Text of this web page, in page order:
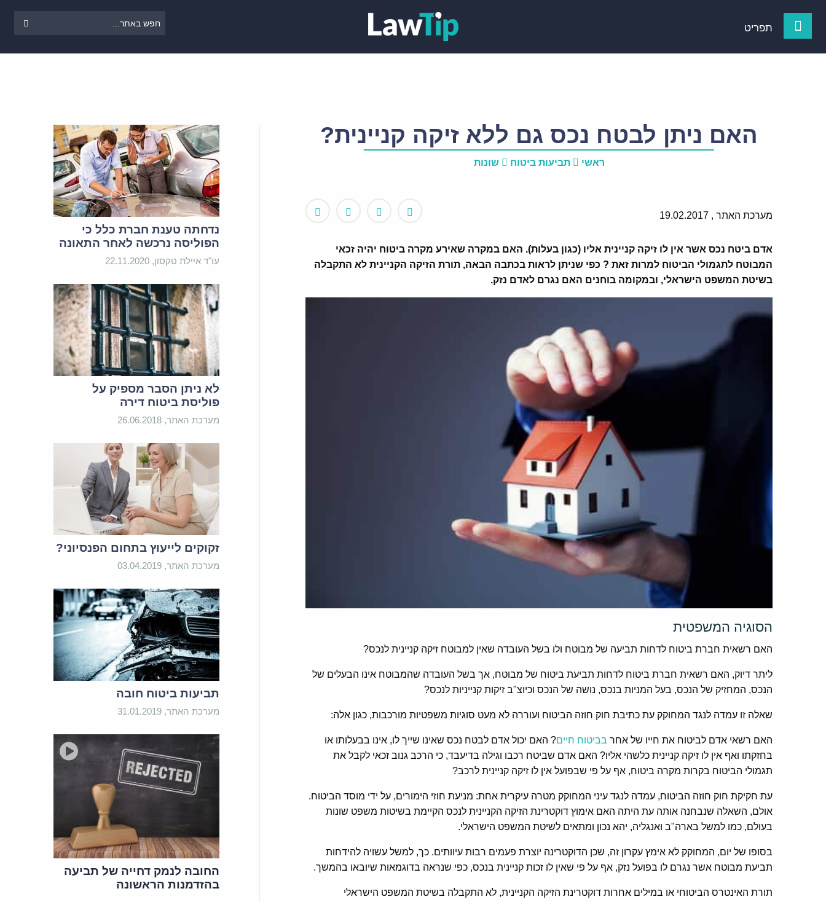
תפריט
האם ניתן לבטח נכס גם ללא זיקה קניינית?
ראשי תביעות ביטוח שונות
מערכת האתר , 19.02.2017
אדם ביטח נכס אשר אין לו זיקה קניינית אליו (כגון בעלות). האם במקרה שאירע מקרה ביטוח יהיה זכאי
המבוטח לתגמולי הביטוח למרות זאת ? כפי שניתן לראות בכתבה הבאה, תורת הזיקה הקניינית לא התקבלה
בשיטת המשפט הישראלי, ובמקומה בוחנים האם נגרם לאדם נזק.
הסוגיה המשפטית
האם רשאית חברת ביטוח לדחות תביעה של מבוטח ולו בשל העובדה שאין למבוטח זיקה קניינית לנכס?
ליתר דיוק, האם רשאית חברת ביטוח לדחות תביעת ביטוח של מבוטח, אך בשל העובדה שהמבוטח אינו הבעלים של
הנכס, המחזיק של הנכס, בעל המניות בנכס, נושה של הנכס וכיוצ"ב זיקות קנייניות לנכס?
שאלה זו עמדה לנגד המחוקק עת כתיבת חוק חוזה הביטוח ועוררה לא מעט סוגיות משפטיות מורכבות, כגון אלה:
האם רשאי אדם לביטוח את חייו של אחר בביטוח חיים? האם יכול אדם לבטח נכס שאינו שייך לו, אינו בבעלותו או
בחזקתו ואף אין לו זיקה קניינית כלשהי אליו? האם אדם שביטח רכבו וגילה בדיעבד, כי הרכב גנוב זכאי לקבל את
תגמולי הביטוח בקרות מקרה ביטוח, אף על פי שבפועל אין לו זיקה קניינית לרכב?
עת חקיקת חוק חוזה הביטוח, עמדה לנגד עיני המחוקק מטרה עיקרית אחת: מניעת חוזי הימורים, על ידי מוסד הביטוח.
אולם, השאלה שנבחנה אותה עת היתה האם אימוץ דוקטרינת הזיקה הקניינית לנכס הקיימת בשיטות משפט שונות
בעולם, כמו למשל בארה"ב ואנגליה, יהא נכון ומתאים לשיטת המשפט הישראלי.
בסופו של יום, המחוקק לא אימץ עקרון זה, שכן הדוקטרינה יוצרת פעמים רבות עיוותים. כך, למשל עשויה להידחות
תביעת מבוטח אשר נגרם לו בפועל נזק, אף על פי שאין לו זכות קניינית בנכס, כפי שנראה בדוגמאות שיובאו בהמשך.
תורת האינטרס הביטוחי או במילים אחרות דוקטרינת הזיקה הקניינית, לא התקבלה בשיטת המשפט הישראלי
נדחתה טענת חברת כלל כי
הפוליסה נרכשה לאחר התאונה
עו"ד איילת טקסון, 22.11.2020
לא ניתן הסבר מספיק על
פוליסת ביטוח דירה
מערכת האתר, 26.06.2018
זקוקים לייעוץ בתחום הפנסיוני?
מערכת האתר, 03.04.2019
תביעות ביטוח חובה
מערכת האתר, 31.01.2019
החובה לנמק דחייה של תביעה
בהזדמנות הראשונה